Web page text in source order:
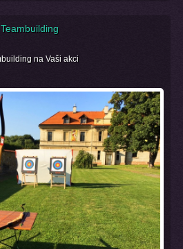
Teambuilding
na Vaši akci